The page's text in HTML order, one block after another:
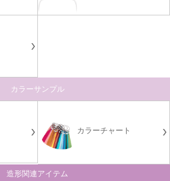
カラーサンプル
カラーチャート
造形関連アイテム